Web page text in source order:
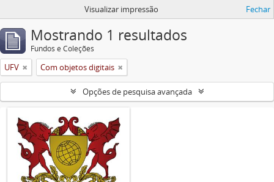
Visualizar impressão Fechar
Mostrando 1 resultados
Fundos e Coleções
UFV Com objetos digitais
Opções de pesquisa avançada